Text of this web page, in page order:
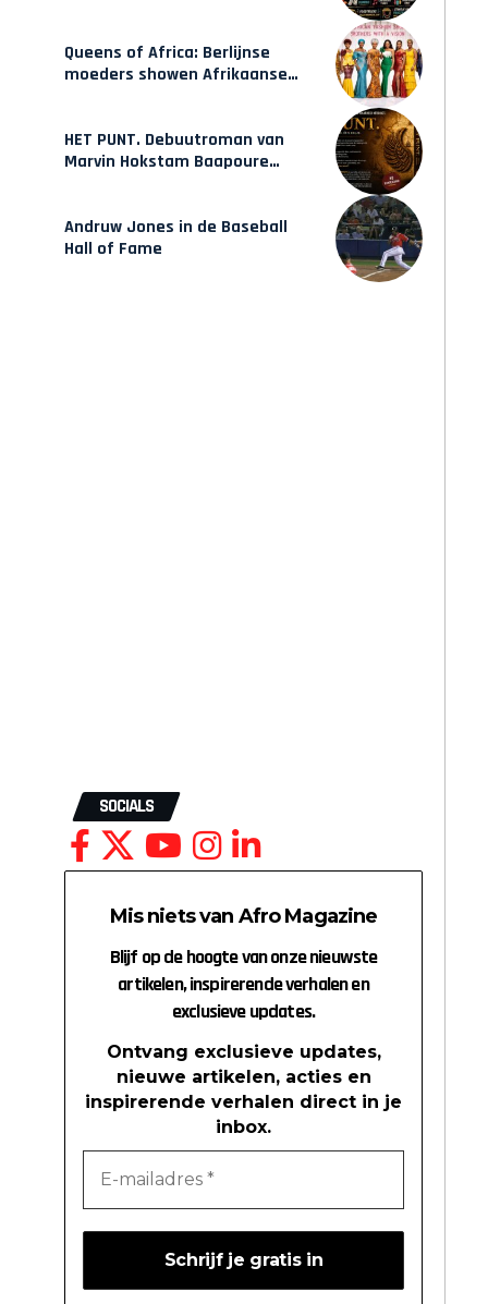
Queens of Africa: Berlijnse
moeders showen Afrikaanse
HET PUNT. Debuutroman van
Marvin Hokstam Baapoure
Andruw Jones in de Baseball
Hall of Fame
SOCIALS
Mis niets van Afro Magazine
Blijf op de hoogte van onze nieuwste
artikelen, inspirerende verhalen en
exclusieve updates.
Ontvang exclusieve updates,
nieuwe artikelen, acties en
inspirerende verhalen direct in je
inbox.